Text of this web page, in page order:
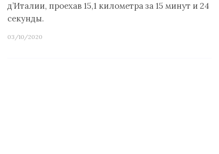
д’Италии, проехав 15,1 километра за 15 минут и 24
секунды.
03/10/2020